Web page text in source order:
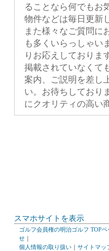
ることなら何でもお
物件などは毎日更新
また様々なご質問に
も多くいらっしゃい
りお応えしておりま
掲載されていなくて
案内、ご説明を差し
い。お待ちしており
にクオリティの高い
スマホサイトを表示
ゴルフ会員権の明治ゴルフ TOPペ
せ
個人情報の取り扱い
サイトマッ